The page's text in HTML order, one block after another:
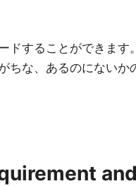
ドすることができます。
ちな、あるのにないか